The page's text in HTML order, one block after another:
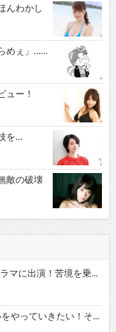
んわかし
めぇ」……
ー！
を…
敵の破壊
マに出演！苦境を乗...
やっていきたい！そ...